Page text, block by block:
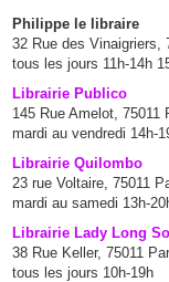
Philippe le libraire
32 Rue des Vinaigriers,
tous les jours 11h-14h
Librairie Publico
145 Rue Amelot, 75011
mardi au vendredi 14h-
Librairie Quilombo
23 rue Voltaire, 75011
mardi au samedi 13h-
Librairie Lady Long
38 Rue Keller, 75011
tous les jours 10h-19h